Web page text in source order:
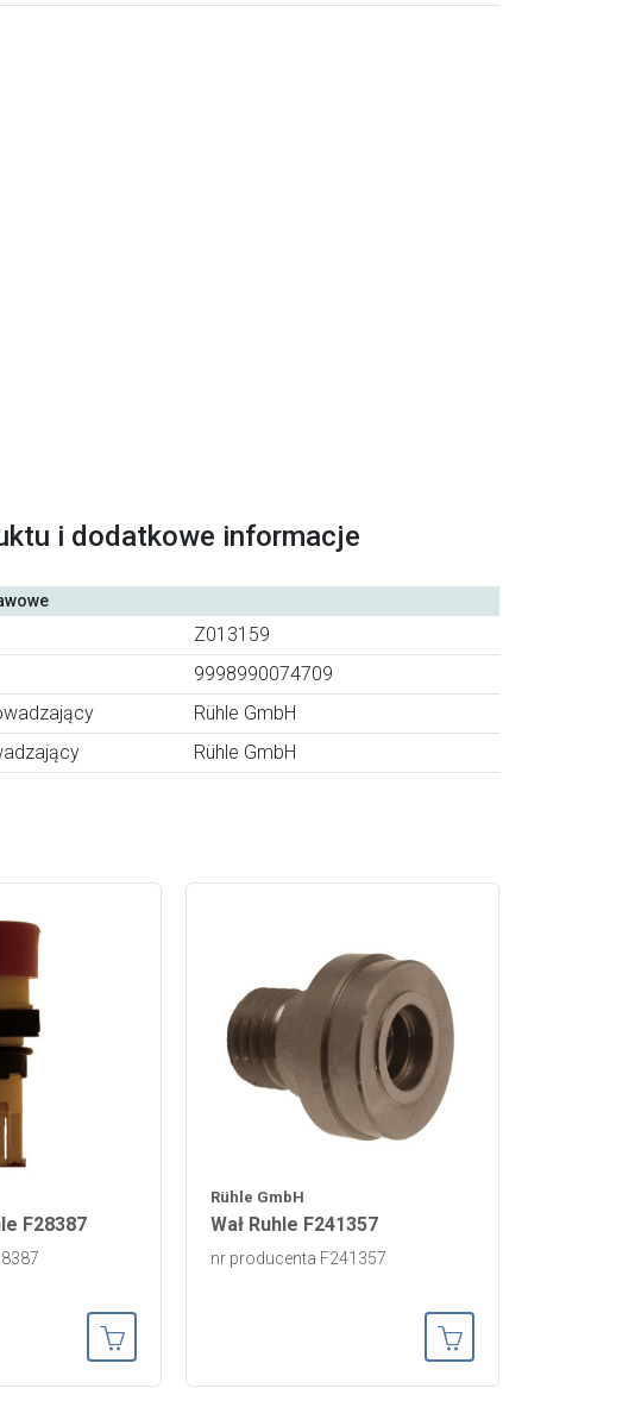
i dodatkowe informacje
Z013159
9998990074709
Rühle GmbH
Rühle GmbH
F28387
Rühle GmbH
Wał Ruhle F241357
nr producenta F241357